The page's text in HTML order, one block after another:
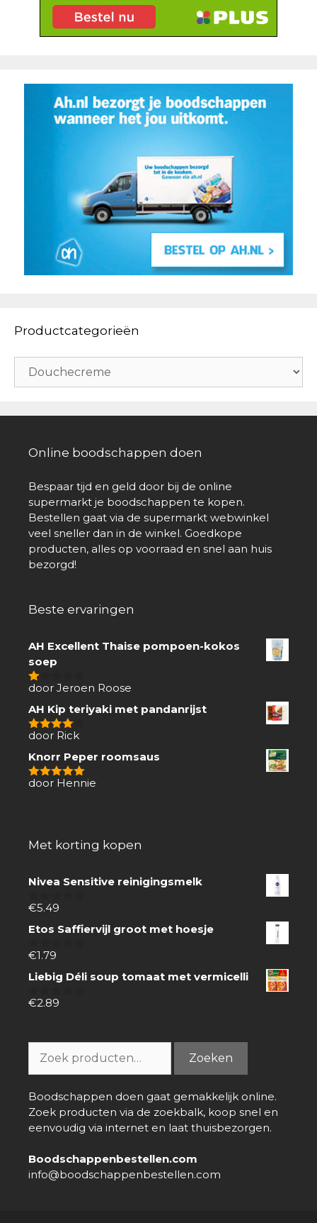
Productcategorieën
Online boodschappen doen
Bespaar tijd en geld door bij de online
supermarkt je boodschappen te kopen.
Bestellen gaat via de supermarkt webwinkel
veel sneller dan in de winkel. Goedkope
producten, alles op voorraad en snel aan huis
bezorgd!
Beste ervaringen
AH Excellent Thaise pompoen-kokos
soep
1
5
door Jeroen Roose
AH Kip teriyaki met pandanrijst
4van 5
door Rick
Knorr Peper roomsaus
5van 5
door Hennie
Met korting kopen
Nivea Sensitive reinigingsmelk
0
5
€5.49
Etos Saffiervijl groot met hoesje
0
5
€1.79
Liebig Déli soup tomaat met vermicelli
0
€2.89
naar:
Zoeken
Boodschappen doen gaat gemakkelijk online.
Zoek producten via de zoekbalk, koop snel en
eenvoudig via internet en laat thuisbezorgen.
Boodschappenbestellen.com
info@boodschappenbestellen.com